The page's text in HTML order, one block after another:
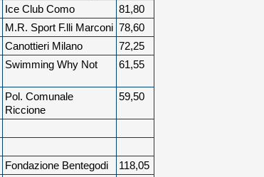
Ice Club Como
81,80
M.R. Sport F.lli Marconi 78,60
Canottieri Milano
72,25
Swimming Why Not 61,55
Pol. Comunale
Riccione
59,50
Fondazione Bentegodi
118,05